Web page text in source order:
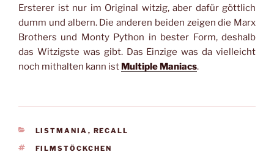
Ersterer ist nur im Original witzig, aber dafür göttlich
dumm und albern. Die anderen beiden zeigen die Marx
Brothers und Monty Python in bester Form, deshalb
das Witzigste was gibt. Das Einzige was da vielleicht
noch mithalten kann ist Multiple Maniacs.
KATEGORIEN
LISTMANIA , RECALL
SCHLAGWÖRTER
FILMSTÖCKCHEN